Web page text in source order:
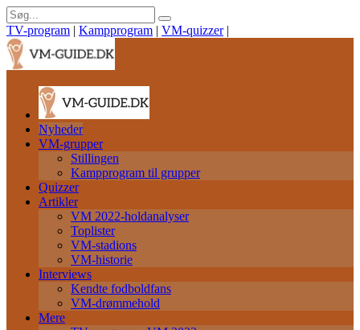
TV-program | Kampprogram | VM-quizzer |
Nyheder
VM-grupper
Stillingen
Kampprogram til grupper
Quizzer
Artikler
VM 2022-holdanalyser
Toplister
VM-stadions
VM-historie
Interviews
Kendte fodboldfans
VM-drømmehold
Mere